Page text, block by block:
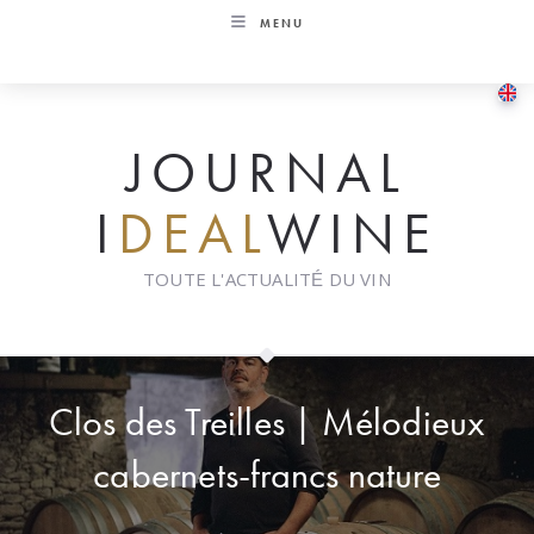
MENU
JOURNAL
I DEALWINE
TOUTE L'ACTUALITÉ DU VIN
Clos des Treilles | Mélodieux
cabernets-francs nature